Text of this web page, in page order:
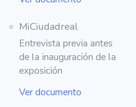
MiCiudadreal
Entrevista previa antes
de la inauguración de la
exposición
Ver documento